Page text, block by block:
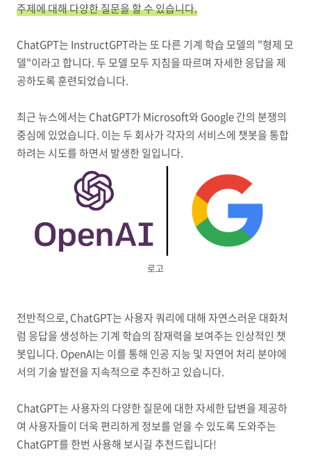
주제에 대해 다양한 질문을 할 수 있습니다.
ChatGPT는 InstructGPT라는 또 다른 기계 학습 모델의 "형제 모
델"이라고 합니다. 두 모델 모두 지침을 따르며 자세한 응답을 제
공하도록 훈련되었습니다.
최근 뉴스에서는 ChatGPT가 Microsoft와 Google 간의 분쟁의
중심에 있었습니다. 이는 두 회사가 각자의 서비스에 챗봇을 통합
하려는 시도를 하면서 발생한 일입니다.
로고
전반적으로, ChatGPT는 사용자 쿼리에 대해 자연스러운 대화처
럼 응답을 생성하는 기계 학습의 잠재력을 보여주는 인상적인 챗
봇입니다. OpenAI는 이를 통해 인공 지능 및 자연어 처리 분야에
서의 기술 발전을 지속적으로 추진하고 있습니다.
ChatGPT는 사용자의 다양한 질문에 대한 자세한 답변을 제공하
여 사용자들이 더욱 편리하게 정보를 얻을 수 있도록 도와주는
ChatGPT를 한번 사용해 보시길 추천드립니다!